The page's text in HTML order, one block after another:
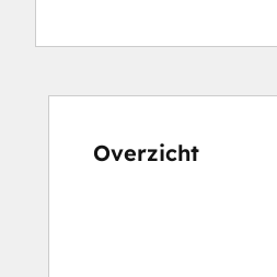
Overzicht